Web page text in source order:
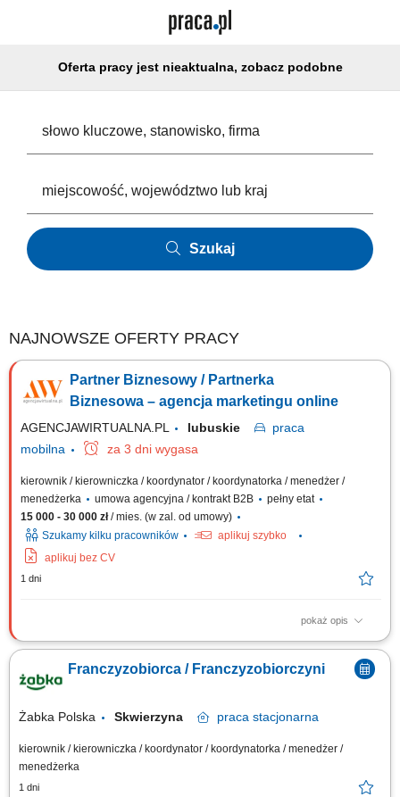
Oferta pracy jest nieaktualna, zobacz podobne
Szukaj
NAJNOWSZE OFERTY PRACY
Partner Biznesowy / Partnerka
Biznesowa – agencja marketingu online
AGENCJAWIRTUALNA.PL lubuskie
praca
mobilna
za 3 dni wygasa
kierownik / kierowniczka / koordynator / koordynatorka / menedżer /
menedżerka
umowa agencyjna / kontrakt B2B
pełny etat
15 000 - 30 000 zł/ mies. (w zal. od umowy)
Szukamy kilku pracowników
aplikuj szybko
aplikuj bez CV
1 dni
pokaż opis
Zakres działania: rozwijanie własnej działalności w branży marketingu
biznesowych i budowanie długofalowych relacji; sprzedaż usług takich
jak: strony internetowe, sklepy online, SEO/SEM, kampanie social media,
Franczyzobiorca / Franczyzobiorczyni
Żabka Polska Skwierzyna praca stacjonarna
kierownik / kierowniczka / koordynator / koordynatorka / menedżer /
menedżerka
1 dni